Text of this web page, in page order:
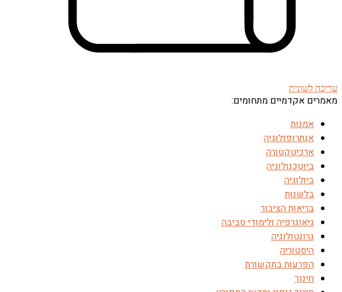
עריכה לשונית
מאמרים אקדמיים מתחומים:
אמנות
אנתרופולוגיה
ארכיטקטורה
ביוטכנולוגיה
ביולוגיה
בלשנות
בריאות הציבור
גיאוגרפיה ולימודי סביבה
גרונטולוגיה
היסטוריה
הפרעות בתקשורת
חינוך